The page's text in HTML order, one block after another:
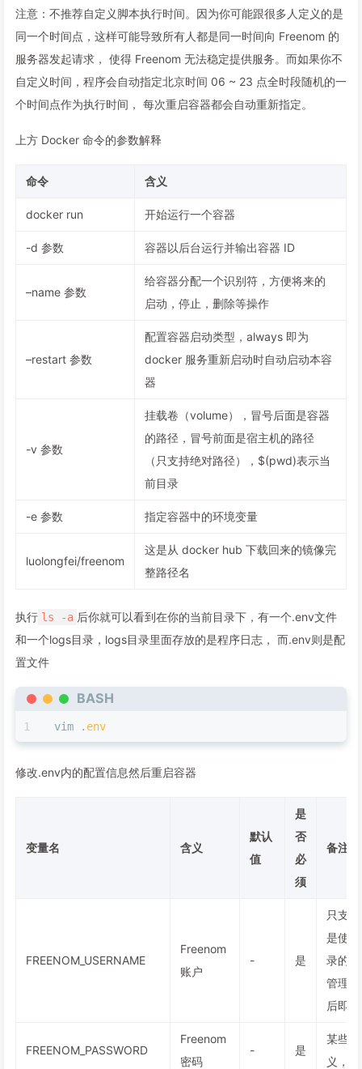
注意：不推荐自定义脚本执行时间。因为你可能跟很多人定义的是
同一个时间点，这样可能导致所有人都是同一时间向 Freenom 的
服务器发起请求， 使得 Freenom 无法稳定提供服务。而如果你不
自定义时间，程序会自动指定北京时间 06 ~ 23 点全时段随机的一
个时间点作为执行时间， 每次重启容器都会自动重新指定。
上方 Docker 命令的参数解释
命令 含义
docker run 开始运行一个容器
-d 参数 容器以后台运行并输出容器 ID
–name 参数
给容器分配一个识别符，方便将来的
启动，停止，删除等操作
–restart 参数
配置容器启动类型，always 即为
docker 服务重新启动时自动启动本容
器
-v 参数
挂载卷（volume），冒号后面是容器
的路径，冒号前面是宿主机的路径
（只支持绝对路径），$(pwd)表示当
前目录
-e 参数 指定容器中的环境变量
luolongfei/freenom
这是从 docker hub 下载回来的镜像完
整路径名
执行 ls -a 后你就可以看到在你的当前目录下，有一个.env文件
和一个logs目录，logs目录里面存放的是程序日志， 而.env则是配
置文件
BASH
vim . env
修改.env内的配置信息然后重启容器
变量名 含义
默认
值
是
否
必
须
备注
FREENOM_USERNAME
Freenom
账户
- 是
只支
是使
录的
管理
后即
FREENOM_PASSWORD
Freenom
密码
- 是
某些
义，